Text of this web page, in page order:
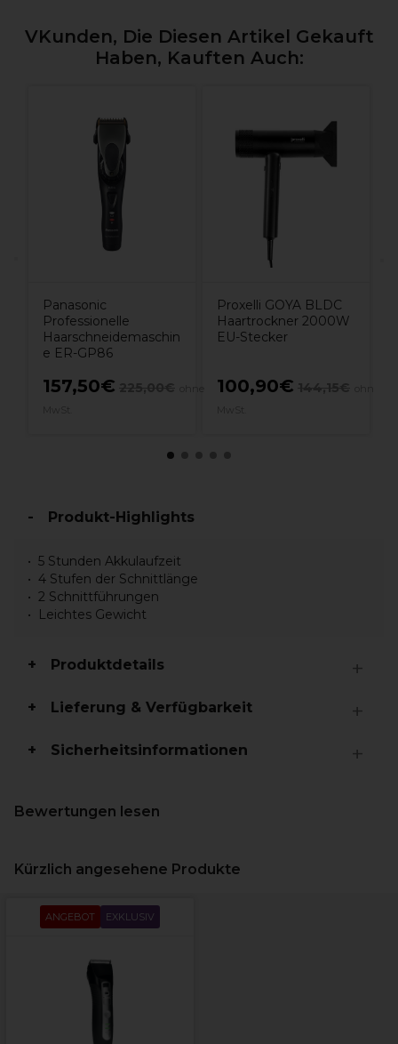
VKunden, Die Diesen Artikel Gekauft
Haben, Kauften Auch:
Panasonic
Professionelle
Haarschneidemaschin
e ER-GP86
157,50€
Proxelli GOYA BLDC
Haartrockner 2000W
EU-Stecker
100,90€
Produkt-Highlights
5 Stunden Akkulaufzeit
4 Stufen der Schnittlänge
2 Schnittführungen
Leichtes Gewicht
Produktdetails
Lieferung & Verfügbarkeit
Sicherheitsinformationen
Bewertungen lesen
Kürzlich angesehene Produkte
ANGEBOT EXKLUSIV